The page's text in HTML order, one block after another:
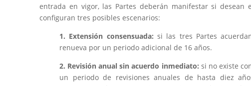
entrada en vigor, las Partes deberán manifestar si desean
configuran tres posibles escenarios:
1. Extensión consensuada: si las tres Partes
renueva por un periodo adicional de 16 años.
2. Revisión anual sin acuerdo inmediato: si no existe
un periodo de revisiones anuales de hasta diez